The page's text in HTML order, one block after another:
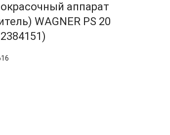
аппарат
WAGNER PS 20